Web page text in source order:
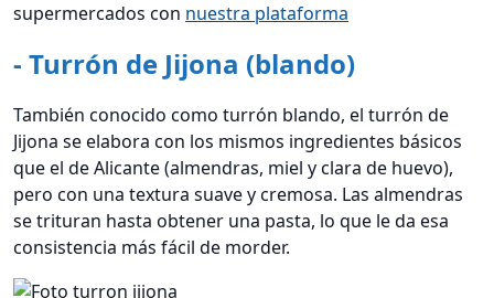
supermercados con nuestra plataforma
- Turrón de Jijona (blando)
También conocido como turrón blando, el turrón de
Jijona se elabora con los mismos ingredientes básicos
que el de Alicante (almendras, miel y clara de huevo),
pero con una textura suave y cremosa. Las almendras
se trituran hasta obtener una pasta, lo que le da esa
consistencia más fácil de morder.